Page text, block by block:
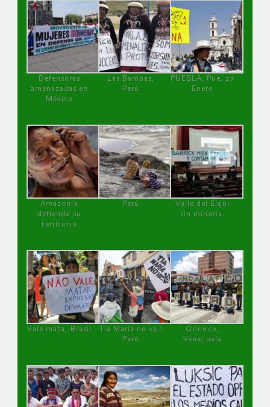
Defensoras
amenazadas en
México
Las Bambas,
Perú
PUEBLA, Pue, 27
Enero
Amazonía
defiende su
territorio
Perú
Valle del Elqui
sin minería.
Vale mata, Brasil
Tía María no va !
Perú
Orinoco,
Venezuela